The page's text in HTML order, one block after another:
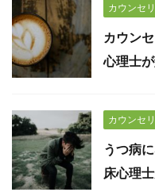
カウンセ
カウン
心理士
カウンセ
うつ病
床心理